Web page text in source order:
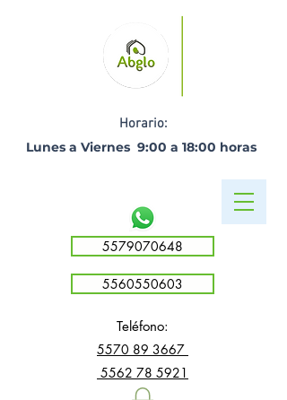
Horario:
Lunes a Viernes 9:00 a 18:00 horas ​
5579070648
5560550603
Teléfono:
5570 89 3667
5562 78 5921